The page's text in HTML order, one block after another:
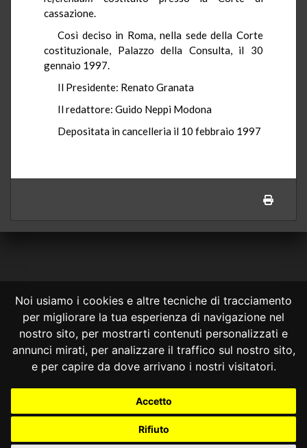
Noi usiamo i cookies e altre tecniche di tracciamento
per migliorare la tua esperienza di navigazione nel
nostro sito, per mostrarti contenuti personalizzati e
annunci mirati, per analizzare il traffico sul nostro sito,
e per capire da dove arrivano i nostri visitatori.
Accetto
Rifiuto
cassazione.
Così deciso in Roma, nella sede della Corte
costituzionale, Palazzo della Consulta, il 30
gennaio 1997.
Il Presidente: Renato Granata
Il redattore: Guido Neppi Modona
Depositata in cancelleria il 10 febbraio 1997
CONSULTA ONLINE DAL 1995 -NOTE LEGALI
Consulta OnLine non ha prodotto e non è responsabile per i contenuti e
le informazioni legali di siti collegati.
costituisce una relazione di consulenza legale.
Nessuno deve confidare o agire in base alle informazioni disponibili in
info@giurcost.org| Giurisprudenza Costituzionale|